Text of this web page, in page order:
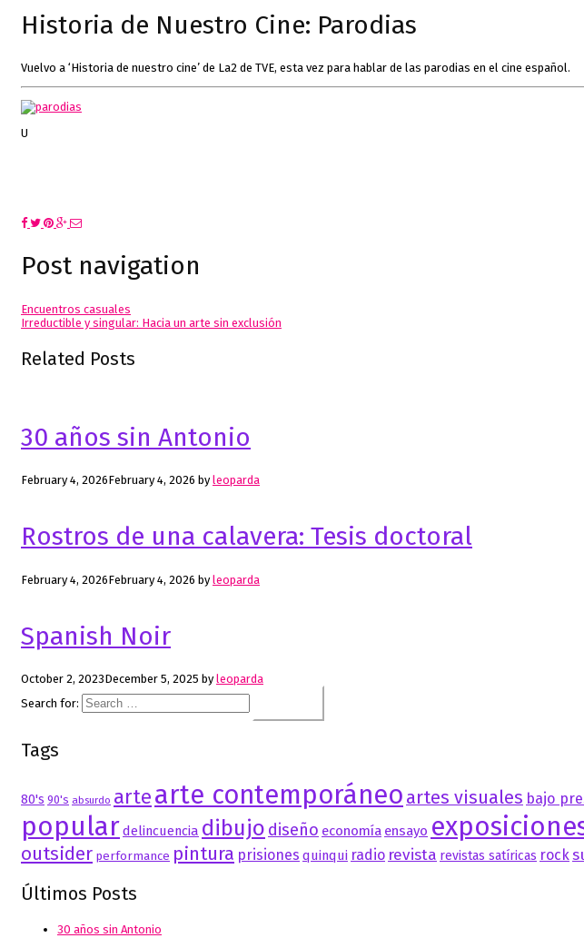
Historia de Nuestro Cine: Parodias
Vuelvo a ‘Historia de nuestro cine’ de La2 de TVE, esta vez para hablar de las parodias en el cine español.
U
Post navigation
Encuentros casuales
Irreductible y singular: Hacia un arte sin exclusión
Related Posts
30 años sin Antonio
February 4, 2026February 4, 2026 byleoparda
Rostros de una calavera: Tesis doctoral
February 4, 2026February 4, 2026 byleoparda
Spanish Noir
October 2, 2023December 5, 2025 byleoparda
Search for:
Tags
80's 90's absurdo artearte contemporáneo artes visuales bajo
populardelincuencia dibujo diseño economía ensayo
outsider performance pintura prisiones quinqui radio revista revistas satíricas rock
Últimos Posts
30 años sin Antonio